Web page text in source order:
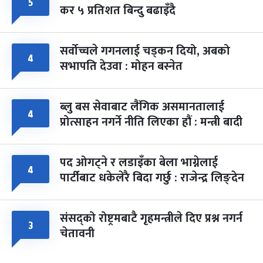
कर ५ प्रतिशत बिन्दु बढाइँदै
४ सर्वोच्चले गगनलाई चड्कन दियो, अबको
सभापति देउवा : मोहन बस्नेत
४ ब्लु बस सेवाबाट लैंगिक असमानतालाई
प्रोत्साहन नगर्ने नीति लिएका हौं : मन्त्री बादी
४ पद ओगट्ने र लडाइँका बेला भाग्नेलाई
पार्टीबाट धकेलेरै बिदा गर्छु : राजेन्द्र लिङ्देन
३ संसद्को रोष्ट्रमबाटै गृहमन्त्रीले दिए प्रश्न नगर्न
चेतावनी